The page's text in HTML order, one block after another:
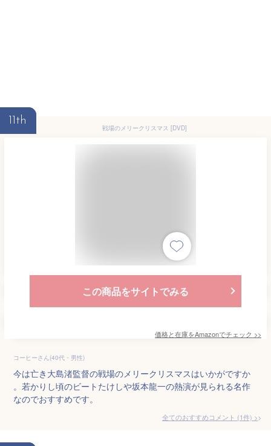
11th
戦場のメリークリスマス [DVD]
この商品をサイトでみる
価格と在庫をAmazonでチェック >>
コーヒーさん(40代・男性)
今は亡き大島渚監督の戦場のメリークリスマスはいかがですか
。若かりし頃のビートたけしや坂本龍一の熱演が見られる名作
なのでおすすめです。
全てのおすすめコメント (1件) >